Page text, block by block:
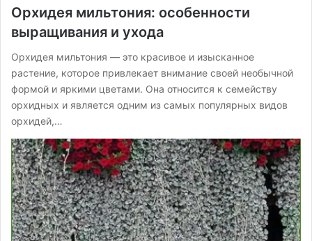
Орхидея мильтония: особенности
выращивания и ухода
Орхидея мильтония — это красивое и изысканное
растение, которое привлекает внимание своей необычной
формой и яркими цветами. Она относится к семейству
орхидных и является одним из самых популярных видов
орхидей,…